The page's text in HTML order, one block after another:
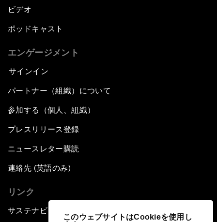
このウェブサイトはCookieを使用し
ビデオ
ポッドキャスト
エンゲージメント
サインイン
パートナー（組織）について
参加する（個人、組織）
プレスリリース登録
ニュースレター購読
連絡先 (英語のみ)
リンク
サステナビリティへの取り組み